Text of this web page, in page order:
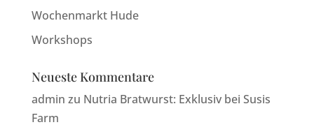
Wochenmarkt Hude
Workshops
Neueste Kommentare
admin zu Nutria Bratwurst: Exklusiv bei Susis
Farm